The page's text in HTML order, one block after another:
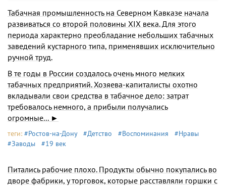
Табачная промышленность на Северном Кавказе начала
развиваться со второй полови­ны XIX века. Для этого
периода характерно преобладание небольших табачных
заведений кустарного типа, применявших исключительно
ручной труд.
В те годы в России создалось очень много мелких
табачных предприятий. Хозяева-капи­талисты охотно
вкладывали свои средства в табачное дело: затрат
требовалось немного, а прибыли получались
огромные... ►
теги: #Ростов-на-Дону #Детство #Воспоминания
#Нравы
#Заводы
#19 век
Питались рабочие плохо. Продукты обычно покупались во
дворе фабрики, у торговок, ко­торые расставляли горшки с